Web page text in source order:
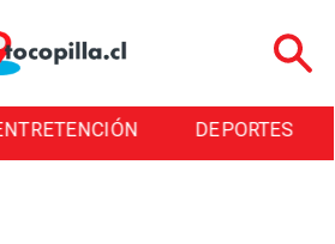
DEPORTES